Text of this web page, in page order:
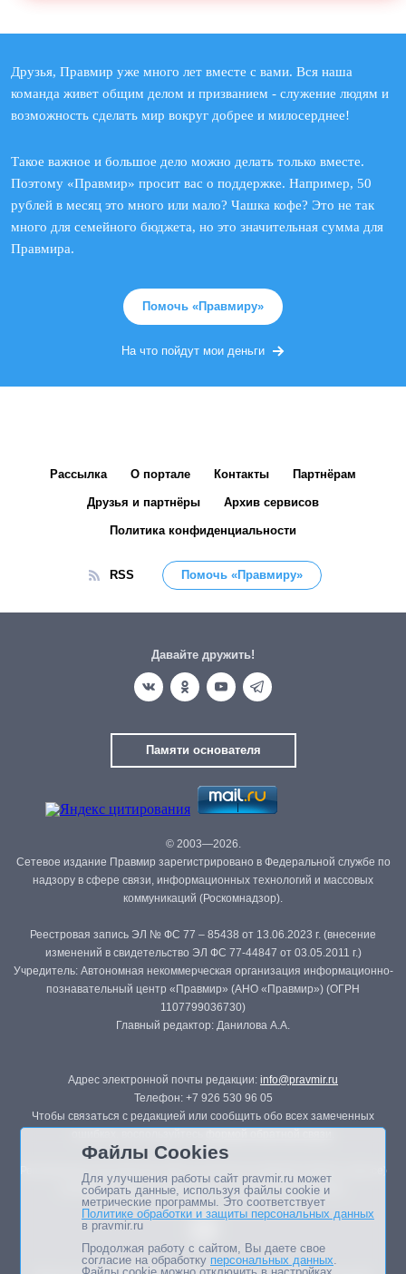
Друзья, Правмир уже много лет вместе с вами. Вся наша
команда живет общим делом и призванием - служение людям и
возможность сделать мир вокруг добрее и милосерднее!
Такое важное и большое дело можно делать только вместе.
Поэтому «Правмир» просит вас о поддержке. Например, 50
рублей в месяц это много или мало? Чашка кофе? Это не так
много для семейного бюджета, но это значительная сумма для
Правмира.
Помочь «Правмиру»
На что пойдут мои деньги
Рассылка О портале Контакты Партнёрам
Друзья и партнёры Архив сервисов
Политика конфиденциальности
RSS Помочь «Правмиру»
Давайте дружить!
Памяти основателя
© 2003—2026.
Сетевое издание Правмир зарегистрировано в Федеральной службе по
надзору в сфере связи, информационных технологий и массовых
коммуникаций (Роскомнадзор).
Реестровая запись ЭЛ № ФС 77 – 85438 от 13.06.2023 г. (внесение
изменений в свидетельство ЭЛ ФС 77-44847 от 03.05.2011 г.)
Учредитель: Автономная некоммерческая организация информационно-
познавательный центр «Правмир» (АНО «Правмир») (ОГРН
1107799036730)
Главный редактор: Данилова А.А.
Адрес электронной почты редакции: info@pravmir.ru
Телефон: +7 926 530 96 05
Чтобы связаться с редакцией или сообщить обо всех замеченных
Републикация материалов сайта в печатных изданиях (книгах, прессе)
возможна только с письменного разрешения редакции.
Файлы Cookies
Для улучшения работы сайт pravmir.ru может
собирать данные, используя файлы cookie и
метрические программы. Это соответствует
Политике обработки и защиты персональных данных
в pravmir.ru
Продолжая работу с сайтом, Вы даете свое
согласие на обработку персональных данных.